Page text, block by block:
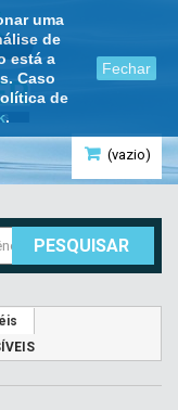
uma
de
está a
Caso
de
.
Fechar
(vazio)
PESQUISAR